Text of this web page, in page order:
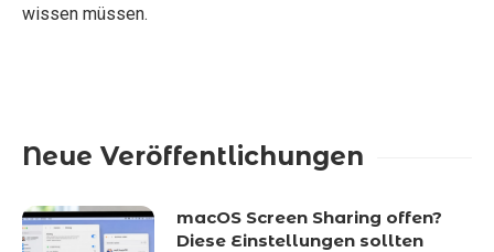
wissen müssen.
Neue Veröffentlichungen
macOS Screen Sharing offen?
Diese Einstellungen sollten